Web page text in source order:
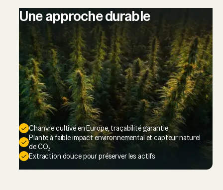
Une approche durable
Chanvre cultivé en Europe, traçabilité garantie
Plante à faible impact environnemental et capteur naturel
de CO₂
Extraction douce pour préserver les actifs